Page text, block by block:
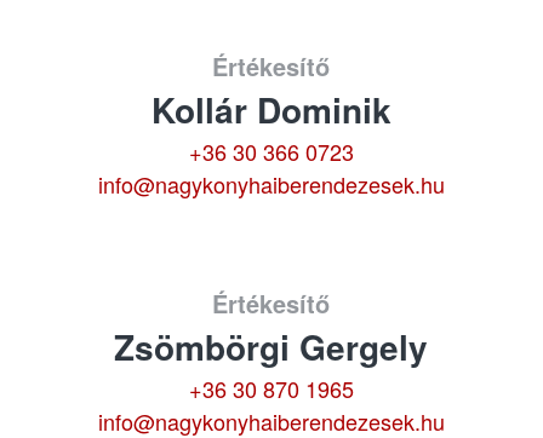
Értékesítő
Kollár Dominik
+36 30 366 0723
info@nagykonyhaiberendezesek.hu
Értékesítő
Zsömbörgi Gergely
+36 30 870 1965
info@nagykonyhaiberendezesek.hu